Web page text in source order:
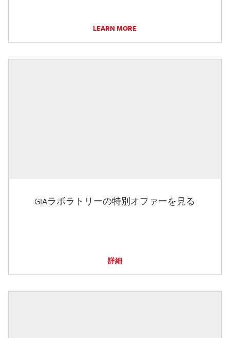
LEARN MORE
GIAラボラトリーの特別オファーを見る
詳細